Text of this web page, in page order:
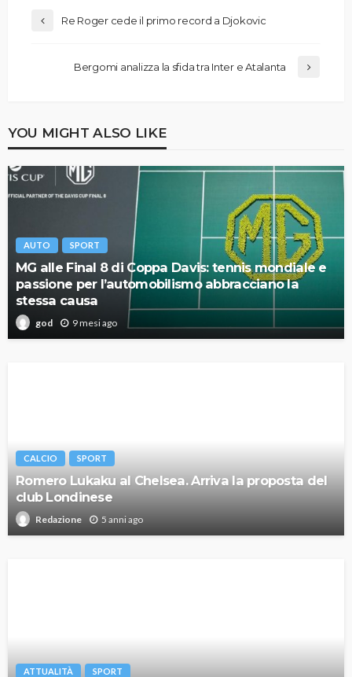
Re Roger cede il primo record a Djokovic
Bergomi analizza la sfida tra Inter e Atalanta
YOU MIGHT ALSO LIKE
AUTO SPORT
MG alle Final 8 di Coppa Davis: tennis mondiale e
passione per l’automobilismo abbracciano la
stessa causa
god 9 mesi ago
CALCIO SPORT
Romero Lukaku al Chelsea. Arriva la proposta del
club Londinese
Redazione 5 anni ago
ATTUALITÀ SPORT